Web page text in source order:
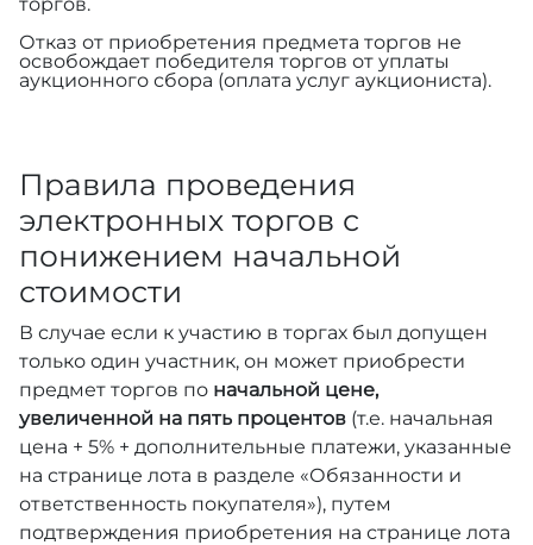
Отказ от приобретения предмета торгов не
освобождает победителя торгов от уплаты
аукционного сбора (оплата услуг аукциониста).
Правила проведения
электронных торгов с
понижением начальной
стоимости
В случае если к участию в торгах был допущен
только один участник, он может приобрести
предмет торгов по начальной цене,
увеличенной на пять процентов (т.е. начальная
цена + 5% + дополнительные платежи, указанные
на странице лота в разделе «Обязанности и
ответственность покупателя»), путем
подтверждения приобретения на странице лота